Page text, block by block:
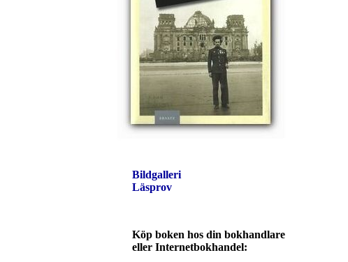
Bildgalleri
Läsprov
Köp boken hos din bokhandlare
eller Internetbokhandel: